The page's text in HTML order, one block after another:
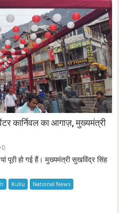
कार्निवल का आगाज़, मुख्यमंत्री
0
पूरी हो गई हैं। मुख्यमंत्री सुखविंद्र सिंह
Kullu National News